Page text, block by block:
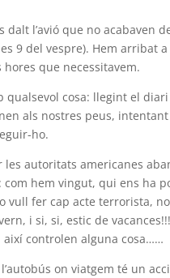
dalt l’avió que no acabaven
9 del vespre). Hem arribat
que necessitavem.
qualsevol cosa: llegint el
als nostres peus,
ho.
autoritats americanes
hem vingut, qui ens ha
vull fer cap acte terrorista,
i si, si, estic de
així controlen alguna cosa……
on viatgem té un